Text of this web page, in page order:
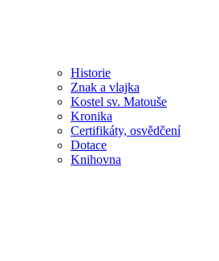
Historie
Znak a vlajka
Kostel sv. Matouše
Kronika
Certifikáty, osvědčení
Dotace
Knihovna